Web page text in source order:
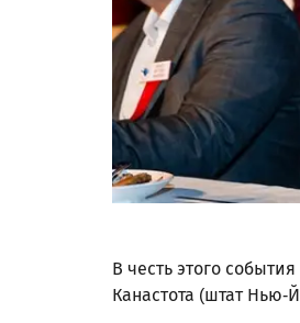
В честь этого
Канастота (штат Нью-